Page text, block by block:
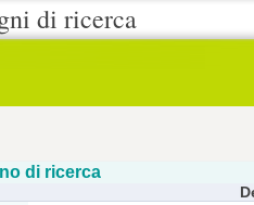
di ricerca
di ricerca